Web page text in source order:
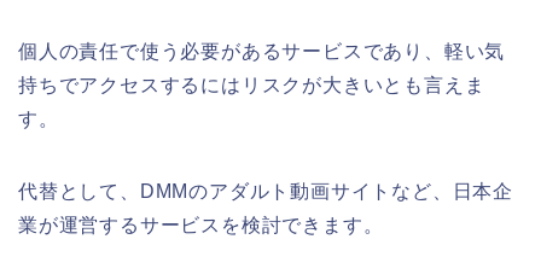
個人の責任で使う必要があるサービスであり、軽い気
持ちでアクセスするにはリスクが大きいとも言えま
す。
代替として、DMMのアダルト動画サイトなど、日本企
業が運営するサービスを検討できます。